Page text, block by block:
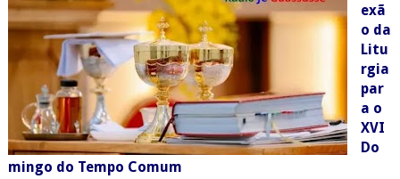
exã
o da
Litu
rgia
par
a o
XVI
Do
mingo do Tempo Comum